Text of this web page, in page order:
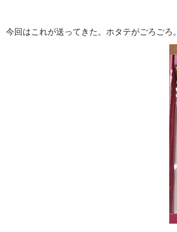
今回はこれが送ってきた。ホタテがごろごろ。